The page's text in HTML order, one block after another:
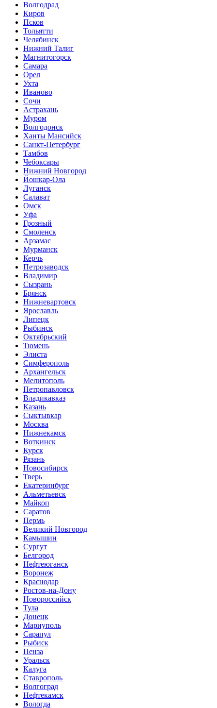
Волгодрад
Киров
Псков
Тольятти
Челябинск
Нижний Талиг
Магнитогорск
Самара
Орел
Ухта
Иваново
Сочи
Астрахань
Муром
Волгодонск
Ханты Мансийск
Санкт-Петербург
Тамбов
Чебоксары
Нижний Новгород
Йошкар-Ола
Луганск
Салават
Омск
Уфа
Грозный
Смоленск
Арзамас
Мурманск
Керчь
Петрозаводск
Владимир
Сызрань
Брянск
Нижневартовск
Ярославль
Липецк
Рыбинск
Октябрьский
Тюмень
Элиста
Симферополь
Архангельск
Мелитополь
Петропавловск
Владикавказ
Казань
Сыктывкар
Москва
Нижнекамск
Воткинск
Курск
Рязань
Новосибирск
Тверь
Екатеринбург
Альметьевск
Майкоп
Саратов
Пермь
Великий Новгород
Камышин
Сургут
Белгород
Нефтеюганск
Воронеж
Краснодар
Ростов-на-Дону
Новороссийск
Тула
Донецк
Мариуполь
Сарапул
Рыбиск
Пенза
Уральск
Калуга
Ставрополь
Волгоград
Нефтекамск
Вологда